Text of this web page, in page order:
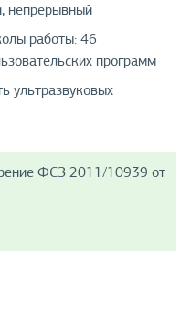
непрерывный
работы: 46
программ
ультразвуковых
ФСЗ 2011/10939 от